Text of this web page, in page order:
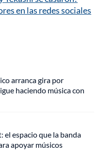
en las redes sociales
arranca gira por
haciendo música con
el espacio que la banda
apoyar músicos